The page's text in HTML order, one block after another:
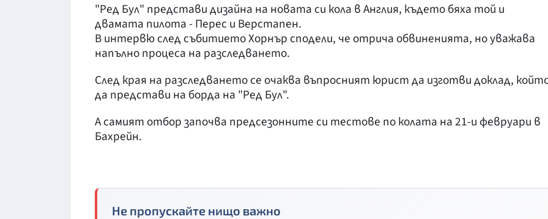
"Ред Бул" представи дизайна на новата си кола в Англия, където бяха той и
двамата пилота - Перес и Верстапен.
В интервю след събитието Хорнър сподели, че отрича обвиненията, но уважава
напълно процеса на разследването.
След края на разследването се очаква въпросният юрист да изготви доклад,
да представи на борда на "Ред Бул".
А самият отбор започва предсезонните си тестове по колата на 21-и февруари в
Бахрейн.
Не пропускайте нищо важно